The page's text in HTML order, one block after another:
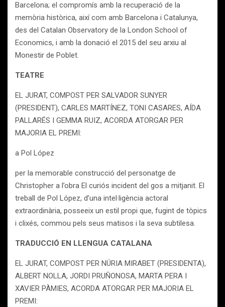
Barcelona; el compromís amb la recuperació de la
memòria històrica, així com amb Barcelona i Catalunya,
des del Catalan Observatory de la London School of
Economics, i amb la donació el 2015 del seu arxiu al
Monestir de Poblet.
TEATRE
EL JURAT, COMPOST PER SALVADOR SUNYER
(PRESIDENT), CARLES MARTÍNEZ, TONI CASARES, AÍDA
PALLARÉS I GEMMA RUIZ, ACORDA ATORGAR PER
MAJORIA EL PREMI:
a Pol López
per la memorable construcció del personatge de
Christopher a l’obra El curiós incident del gos a mitjanit. El
treball de Pol López, d’una intel·ligència actoral
extraordinària, posseeix un estil propi que, fugint de tòpics
i clixés, commou pels seus matisos i la seva subtilesa.
TRADUCCIÓ EN LLENGUA CATALANA
EL JURAT, COMPOST PER NÚRIA MIRABET (PRESIDENTA),
ALBERT NOLLA, JORDI PRUÑONOSA, MARTA PERA I
XAVIER PÀMIES, ACORDA ATORGAR PER MAJORIA EL
PREMI: